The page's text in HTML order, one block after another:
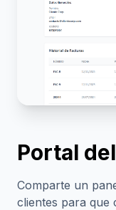
Portal
Comparte un
clientes para que